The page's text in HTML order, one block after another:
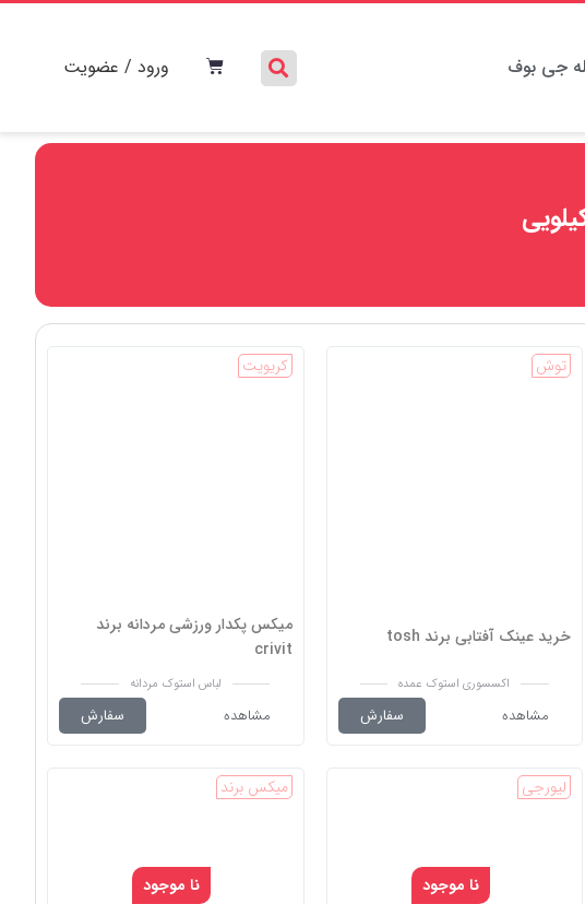
جی بوف ورود / عضویت
توش
خرید عینک آفتابی برند tosh
اکسسوری استوک عمده
مشاهده سفارش
کریویت
میکس پکدار ورزشی مردانه برند
crivit
لباس استوک مردانه
مشاهده سفارش
لیورجی
نا موجود
میکس برند
نا موجود